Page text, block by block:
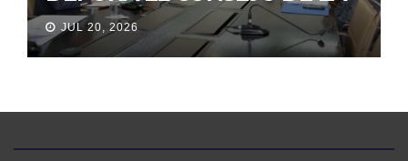
JUDICATURA
JUL 20, 2026